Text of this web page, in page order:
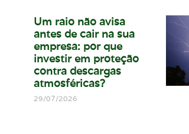
Um raio não avisa
antes de cair na sua
empresa: por que
investir em proteção
contra descargas
atmosféricas?
29/07/2026